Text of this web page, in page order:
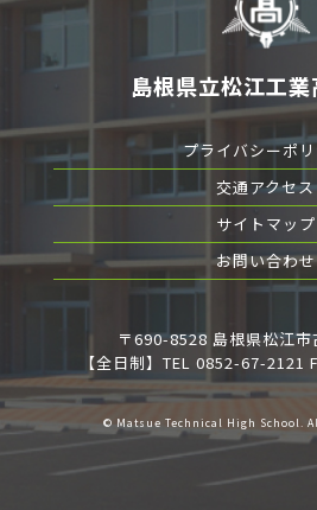
島根県立松江工
プライバシーポ
交通アクセス
サイトマップ
お問い合わせ
〒690-8528 島根県松江
【全日制】TEL 0852-67-2121
© Matsue Technical High School.